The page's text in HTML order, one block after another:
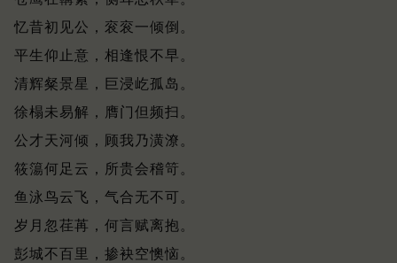
忆昔初见公，衮衮一倾倒。
平生仰止意，相逢恨不早。
清辉粲景星，巨浸屹孤岛。
徐榻未易解，膺门但频扫。
公才天河倾，顾我乃潢潦。
筱簜何足云，所贵会稽笴。
鱼泳鸟云飞，气合无不可。
岁月忽荏苒，何言赋离抱。
彭城不百里，掺袂空懊恼。